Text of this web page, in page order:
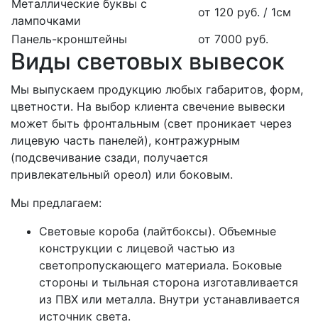
Металлические буквы с
лампочками
от 120 руб. / 1см
Панель-кронштейны
от 7000 руб.
Виды световых вывесок
Мы выпускаем продукцию любых габаритов, форм,
цветности. На выбор клиента свечение вывески
может быть фронтальным (свет проникает через
лицевую часть панелей), контражурным
(подсвечивание сзади, получается
привлекательный ореол) или боковым.
Мы предлагаем:
Световые короба (лайтбоксы). Объемные
конструкции с лицевой частью из
светопропускающего материала. Боковые
стороны и тыльная сторона изготавливается
из ПВХ или металла. Внутри устанавливается
источник света.